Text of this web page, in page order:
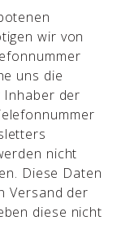
wir von
uns die
Inhaber der
nicht
Diese Daten
Versand der
diese nicht